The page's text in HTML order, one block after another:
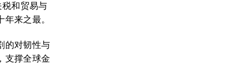
和贸易与
来之最。
的对韧性与
支撑全球金